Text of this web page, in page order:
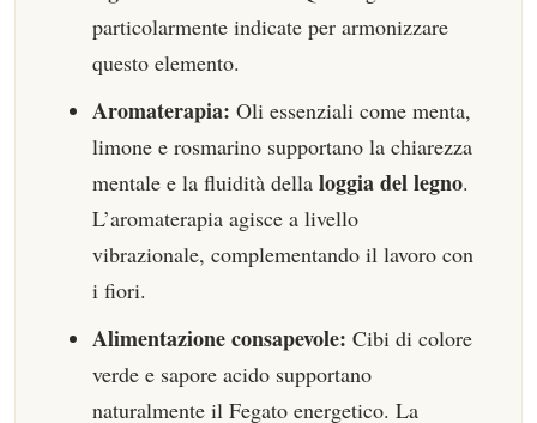
particolarmente indicate per armonizzare
questo elemento.
Aromaterapia: Oli essenziali come menta,
limone e rosmarino supportano la chiarezza
mentale e la fluidità della loggia del legno.
L’aromaterapia agisce a livello
vibrazionale, complementando il lavoro con
i fiori.
Alimentazione consapevole: Cibi di colore
verde e sapore acido supportano
naturalmente il Fegato energetico. La